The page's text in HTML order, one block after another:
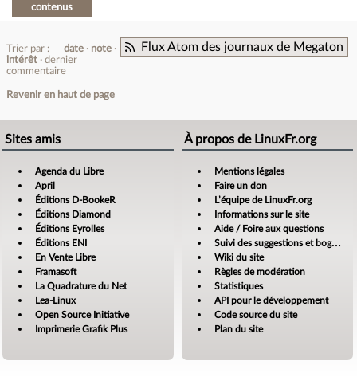
contenus
Flux Atom des journaux de Megaton
Trier par : date
note
intérêt
dernier
commentaire
Revenir en haut de page
Sites amis
Agenda du Libre
April
Éditions D-BookeR
Éditions Diamond
Éditions Eyrolles
Éditions ENI
En Vente Libre
Framasoft
La Quadrature du Net
Lea-Linux
Open Source Initiative
Imprimerie Grafik Plus
À propos de LinuxFr.org
Mentions légales
Faire un don
L’équipe de LinuxFr.org
Informations sur le site
Aide / Foire aux questions
Suivi des suggestions et bogues
Wiki du site
Règles de modération
Statistiques
API pour le développement
Code source du site
Plan du site